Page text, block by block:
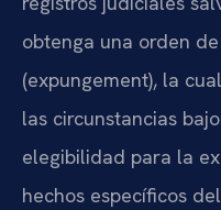
obtenga una orden
(expungement), la
las circunstancias
elegibilidad para la
hechos específicos